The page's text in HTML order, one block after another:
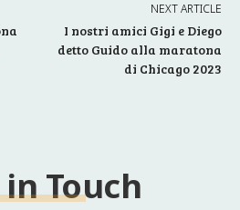
NEXT ARTICLE
I nostri amici Gigi e Diego
detto Guido alla maratona
di Chicago 2023
Touch